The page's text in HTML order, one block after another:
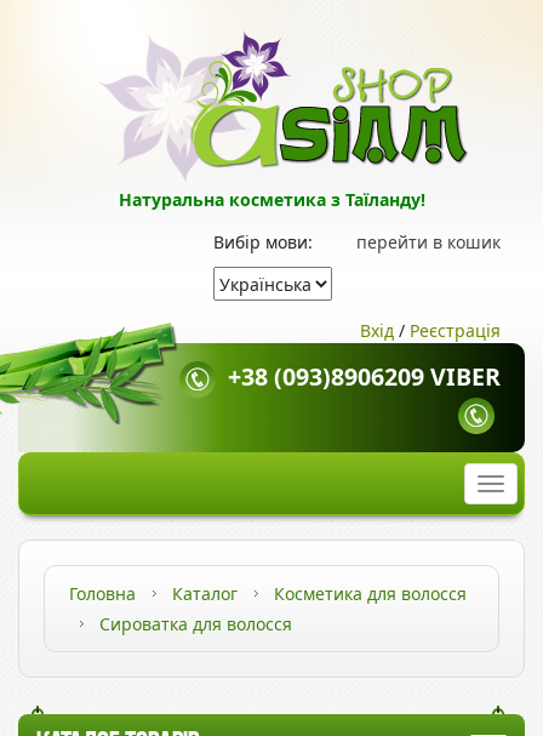
Натуральна косметика з Таїланду!
перейти в кошик
Вибір мови:
Вхід / Реєстрація
+38 (093)8906209 VIBER
Головна Каталог
Косметика для волосся
Сироватка для волосся